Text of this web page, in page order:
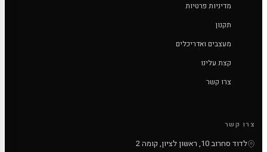
מדיניות פרטיות
תקנון
מעצבים ואדריכלים
קצת עלינו
צרו קשר
צרו קשר
לדוד סחרוב 10, ראשון לציון, קומה 2